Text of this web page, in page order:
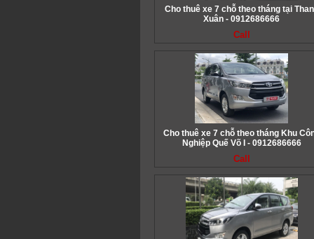
Cho thuê xe 7 chỗ theo tháng tại
Xuân - 0912686666
Call
Cho thuê xe 7 chỗ theo tháng Khu
Nghiệp Quế Võ I - 0912686666
Call